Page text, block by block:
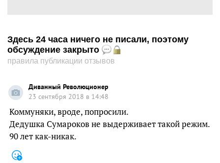
Здесь 24 часа ничего не писали, поэтому
обсуждение закрыто
правила публикации отзывов
Диванный Революционер
23 сентября 2018 в 14:48
Коммуняки, вроде, попросили.
Дедушка Сумароков не выдерживает такой режим.
90 лет как-никак.